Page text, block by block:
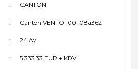
CANTON
Canton VENTO 100_08a362
24 Ay
5.333,33 EUR + KDV